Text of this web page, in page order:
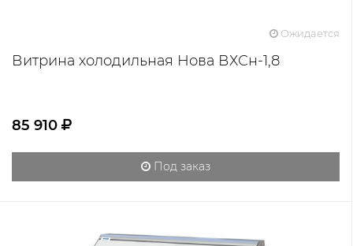
Ожидается
Витрина холодильная Нова ВХСн-1,8
85 910
Под заказ